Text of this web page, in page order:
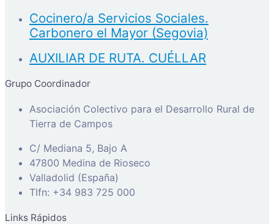
Cocinero/a Servicios Sociales.
Carbonero el Mayor (Segovia)
AUXILIAR DE RUTA. CUÉLLAR
Grupo Coordinador
Asociación Colectivo para el Desarrollo Rural de
Tierra de Campos
C/ Mediana 5, Bajo A
47800 Medina de Rioseco
Valladolid (España)
Tlfn: +34 983 725 000
Links Rápidos